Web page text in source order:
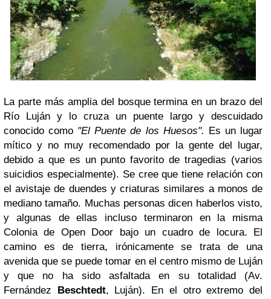
La parte más amplia del bosque termina en un brazo del
Río Luján y lo cruza un puente largo y descuidado
conocido como "El Puente de los Huesos". Es un lugar
mítico y no muy recomendado por la gente del lugar,
debido a que es un punto favorito de tragedias (varios
suicidios especialmente). Se cree que tiene relación con
el avistaje de duendes y criaturas similares a monos de
mediano tamaño. Muchas personas dicen haberlos visto,
y algunas de ellas incluso terminaron en la misma
Colonia de Open Door bajo un cuadro de locura. El
camino es de tierra, irónicamente se trata de una
avenida que se puede tomar en el centro mismo de Luján
y que no ha sido asfaltada en su totalidad (Av.
Fernández Beschtedt, Luján). En el otro extremo del